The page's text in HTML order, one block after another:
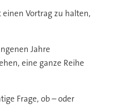
Vortrag zu halten,
Jahre
eine ganze Reihe
Frage, ob – oder